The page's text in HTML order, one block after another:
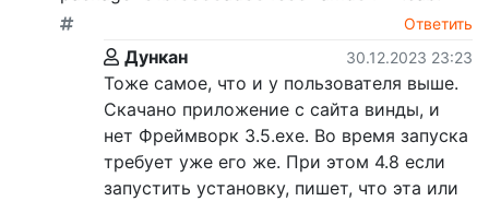
Ответить
Дункан 30.12.2023 23:23
Тоже самое, что и у пользователя выше.
Скачано приложение с сайта винды, и
нет Фреймворк 3.5.ехе. Во время запуска
требует уже его же. При этом 4.8 если
запустить установку, пишет, что эта или